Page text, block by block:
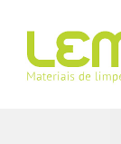
para
conteúdo